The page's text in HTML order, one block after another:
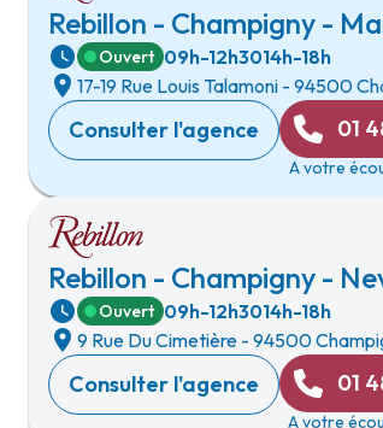
Rebillon - Champigny -
Ouvert 09h-12h3014h-18h
17-19 Rue Louis Talamoni - 94500
Consulter l'agence 01
A votre
Rebillon - Champigny -
Ouvert 09h-12h3014h-18h
9 Rue Du Cimetière - 94500
Consulter l'agence 01
A votre